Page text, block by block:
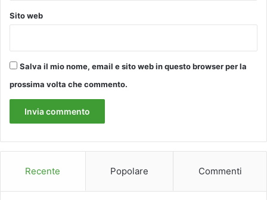
Sito web
Salva il mio nome, email e sito web in questo browser per la
prossima volta che commento.
Recente Popolare Commenti